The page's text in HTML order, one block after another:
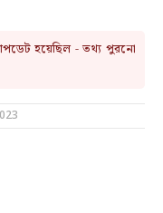
হয়েছিল - তথ্য পুরনো